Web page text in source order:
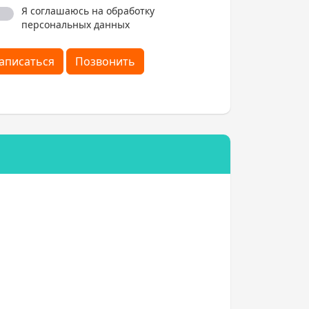
Я соглашаюсь на обработку
персональных данных
Позвонить